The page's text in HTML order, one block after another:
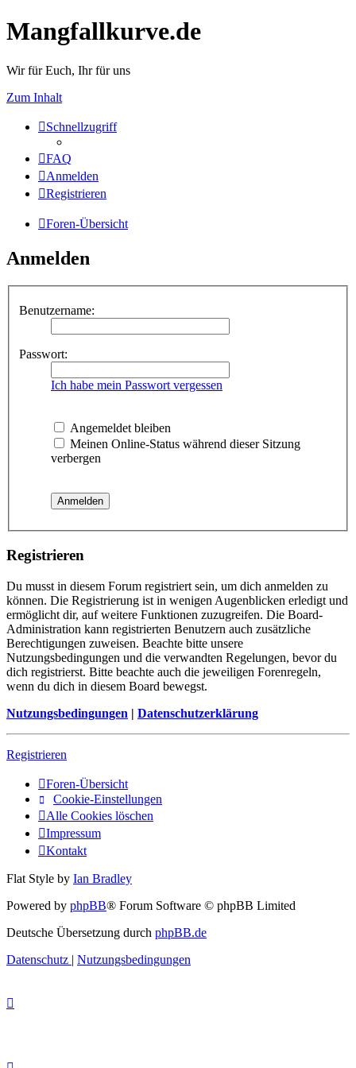
Mangfallkurve.de
Wir für Euch, Ihr für uns
Zum Inhalt
Schnellzugriff
FAQ
Anmelden
Registrieren
Foren-Übersicht
Anmelden
Benutzername:
Passwort:
Ich habe mein Passwort vergessen
Angemeldet bleiben
Meinen Online-Status während dieser Sitzung
verbergen
Registrieren
Du musst in diesem Forum registriert sein, um dich anmelden zu
können. Die Registrierung ist in wenigen Augenblicken erledigt und
ermöglicht dir, auf weitere Funktionen zuzugreifen. Die Board-
Administration kann registrierten Benutzern auch zusätzliche
Berechtigungen zuweisen. Beachte bitte unsere
Nutzungsbedingungen und die verwandten Regelungen, bevor du
dich registrierst. Bitte beachte auch die jeweiligen Forenregeln,
wenn du dich in diesem Board bewegst.
Nutzungsbedingungen | Datenschutzerklärung
Registrieren
Foren-Übersicht
Cookie-Einstellungen
Alle Cookies löschen
Impressum
Kontakt
Flat Style by Ian Bradley
Powered by phpBB® Forum Software © phpBB Limited
Deutsche Übersetzung durch phpBB.de
Datenschutz | Nutzungsbedingungen